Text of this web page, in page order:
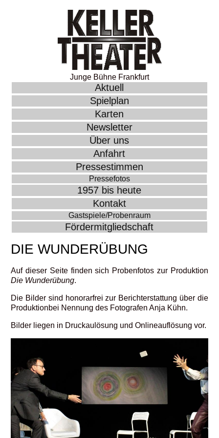
Junge Bühne Frankfurt
Aktuell
Spielplan
Karten
Newsletter
Über uns
Anfahrt
Pressestimmen
Pressefotos
1957 bis heute
Kontakt
Gastspiele/Probenraum
Fördermitgliedschaft
DIE WUNDERÜBUNG
Auf dieser Seite finden sich Probenfotos zur Produktion
Die Wunderübung.
Die Bilder sind honorarfrei zur Berichterstattung über die
Produktionbei Nennung des Fotografen Anja Kühn.
Bilder liegen in Druckaulösung und Onlineauflösung vor.